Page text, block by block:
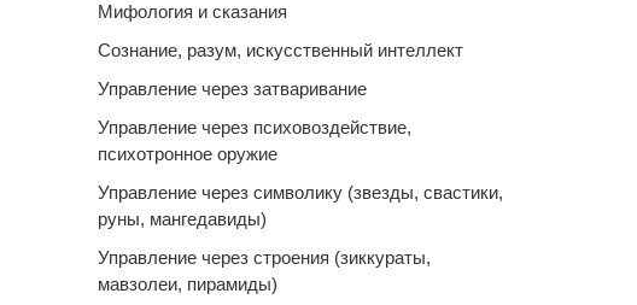
Мифология и сказания
Сознание, разум, искусственный интеллект
Управление через затваривание
Управление через психовоздействие,
психотронное оружие
Управление через символику (звезды, свастики,
руны, мангедавиды)
Управление через строения (зиккураты,
мавзолеи, пирамиды)